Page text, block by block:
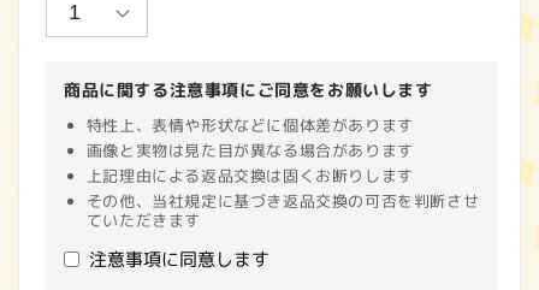
商品に関する注意事項にご同意をお願いします
特性上、表情や形状などに個体差があります
画像と実物は見た目が異なる場合があります
上記理由による返品交換は固くお断りします
その他、当社規定に基づき返品交換の可否を判断させ
ていただきます
注意事項に同意します